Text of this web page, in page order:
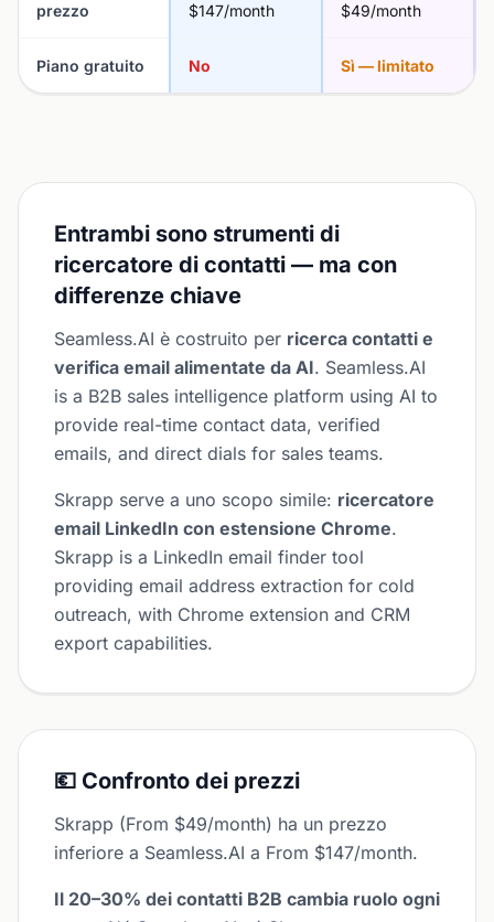
prezzo
$147/month
$49/month
Piano gratuito No Sì — limitato
Entrambi sono strumenti di
ricercatore di contatti — ma con
differenze chiave
Seamless.AI è costruito per ricerca contatti e
verifica email alimentate da AI. Seamless.AI
is a B2B sales intelligence platform using AI to
provide real-time contact data, verified
emails, and direct dials for sales teams.
Skrapp serve a uno scopo simile: ricercatore
email LinkedIn con estensione Chrome.
Skrapp is a LinkedIn email finder tool
providing email address extraction for cold
outreach, with Chrome extension and CRM
export capabilities.
💶 Confronto dei prezzi
Skrapp (From $49/month) ha un prezzo
inferiore a Seamless.AI a From $147/month.
Il 20–30% dei contatti B2B cambia ruolo ogni